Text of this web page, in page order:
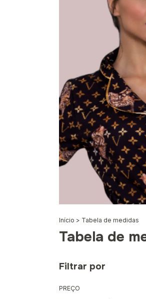
Início > Tabela de medidas
Tabela de
Filtrar por
PREÇO